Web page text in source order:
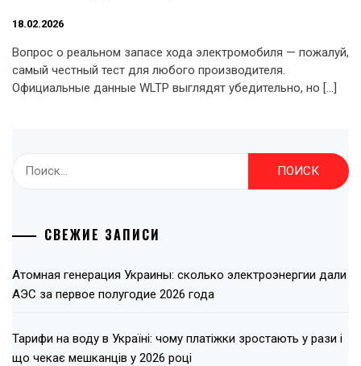
18.02.2026
Вопрос о реальном запасе хода электромобиля — пожалуй,
самый честный тест для любого производителя.
Официальные данные WLTP выглядят убедительно, но […]
Найти:
СВЕЖИЕ ЗАПИСИ
Атомная генерация Украины: сколько электроэнергии дали
АЭС за первое полугодие 2026 года
Тарифи на воду в Україні: чому платіжки зростають у рази і
що чекає мешканців у 2026 році